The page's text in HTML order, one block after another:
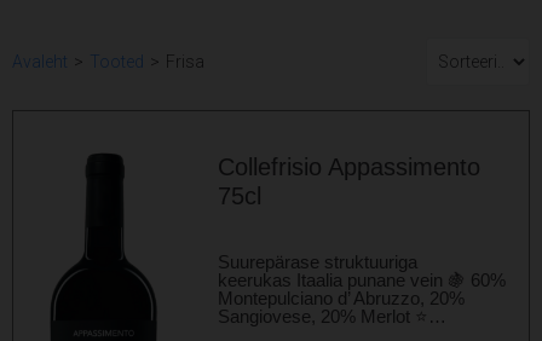
Avaleht > Tooted > Frisa
Collefrisio Appassimento
75cl
Suurepärase struktuuriga
keerukas Itaalia punane vein 🍇 60%
Montepulciano d’ Abruzzo, 20%
Sangiovese, 20% Merlot ⭐…